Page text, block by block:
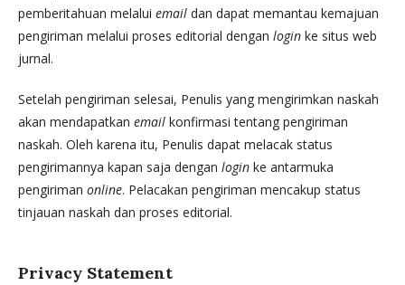
pemberitahuan melalui email dan dapat memantau kemajuan
pengiriman melalui proses editorial dengan login ke situs web
jurnal.
Setelah pengiriman selesai, Penulis yang mengirimkan naskah
akan mendapatkan email konfirmasi tentang pengiriman
naskah. Oleh karena itu, Penulis dapat melacak status
pengirimannya kapan saja dengan login ke antarmuka
pengiriman online. Pelacakan pengiriman mencakup status
tinjauan naskah dan proses editorial.
Privacy Statement